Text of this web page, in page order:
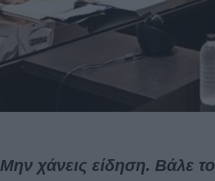
Μην χάνεις είδηση. Βάλε το